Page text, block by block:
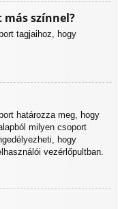
színnel?
tagjaihoz, hogy
határozza meg, hogy
milyen csoport
hogy
vezérlőpultban.